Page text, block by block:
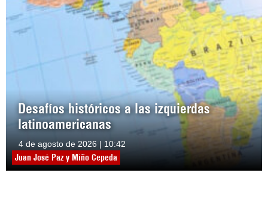
Desafíos históricos a las izquierdas
latinoamericanas
4 de agosto de 2026 | 10:42
Juan José Paz y Miño Cepeda